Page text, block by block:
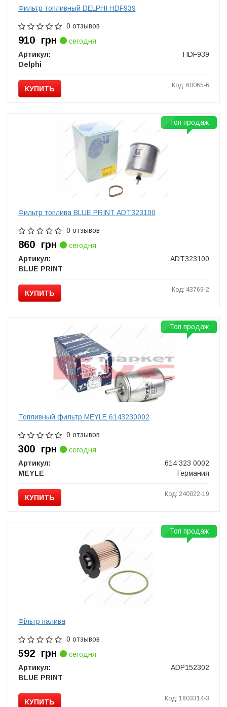
Фильтр топливный DELPHI HDF939
0 отзывов
910 грн
сегодня
Артикул:
HDF939
Delphi
КУПИТЬ Код: 60065-6
Фильтр топлива BLUE PRINT ADT323100
0 отзывов
860 грн
сегодня
Артикул:
ADT323100
BLUE PRINT
КУПИТЬ Код: 43769-2
Топ продаж
Топливный фильтр MEYLE 6143230002
0 отзывов
300 грн
сегодня
Артикул:
614 323 0002
MEYLE
Германия
КУПИТЬ Код: 240022-19
Топ продаж
Фільтр палива
0 отзывов
592 грн
сегодня
Артикул:
ADP152302
BLUE PRINT
КУПИТЬ Код: 1603314-3
Топ продаж